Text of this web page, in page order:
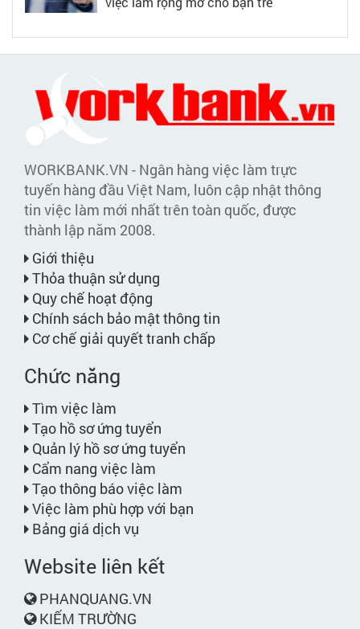
WORKBANK.VN - Ngân hàng việc làm trực
tuyến hàng đầu Việt Nam, luôn cập nhật thông
tin việc làm mới nhất trên toàn quốc, được
thành lập năm 2008.
Giới thiệu
Thỏa thuận sử dụng
Quy chế hoạt động
Chính sách bảo mật thông tin
Cơ chế giải quyết tranh chấp
Chức năng
Tìm việc làm
Tạo hồ sơ ứng tuyển
Quản lý hồ sơ ứng tuyển
Cẩm nang việc làm
Tạo thông báo việc làm
Việc làm phù hợp với bạn
Bảng giá dịch vụ
Website liên kết
PHANQUANG.VN
KIẾM TRƯỜNG